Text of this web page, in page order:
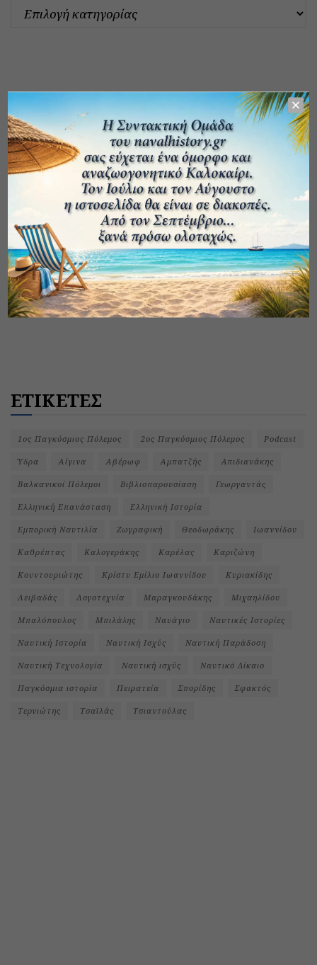
ΕΤΙΚΕΤΕΣ
1ος Παγκόσμιος Πόλεμος 2ος Παγκόσμιος Πόλεμος Podcast
Ύδρα Αίγινα Αβέρωφ Αμπατζής Απιδιανάκης
Βαλκανικοί Πόλεμοι Βιβλιοπαρουσίαση Γεωργαντάς
Ελληνική Επανάσταση Ελληνική Ιστορία
Εμπορική Ναυτιλία Ζωγραφική Θεοδωράκης Ιωαννίδου
Καθρέπτας Καλογεράκης Καρέλας Καριζώνη
Κουντουριώτης Κρίστυ Εμίλιο Ιωαννίδου Κυριακίδης
Λειβαδάς Λογοτεχνία Μαραγκουδάκης Μιχαηλίδου
Μπαλόπουλος Μπιλάλης Ναυάγιο Ναυτικές Ιστορίες
Ναυτική Ιστορία Ναυτική Ισχύς Ναυτική Παράδοση
Ναυτική Τεχνολογία Ναυτική ισχύς Ναυτικό Δίκαιο
Παγκόσμια ιστορία Πειρατεία Σπορίδης Σφακτός
Τερνιώτης Τσαϊλάς Τσιαντούλας